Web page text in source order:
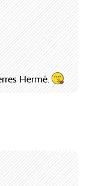
Hermé.